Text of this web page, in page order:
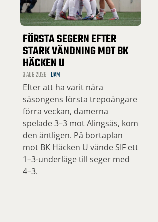
FÖRSTA SEGERN EFTER
STARK VÄNDNING MOT BK
HÄCKEN U
3 AUG 2026 DAM
Efter att ha varit nära
säsongens första trepoängare
förra veckan, damerna
spelade 3–3 mot Alingsås, kom
den äntligen. På bortaplan
mot BK Häcken U vände SIF ett
1–3-underläge till seger med
4–3.